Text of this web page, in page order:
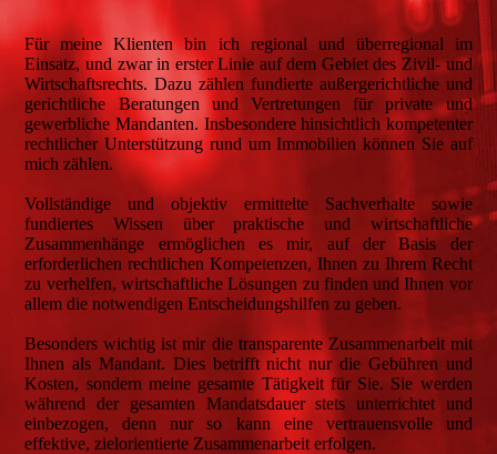
Für meine Klienten bin ich regional und überregional im
Einsatz, und zwar in erster Linie auf dem Gebiet des Zivil- und
Wirtschaftsrechts. Dazu zählen fundierte außergerichtliche und
gerichtliche Beratungen und Vertretungen für private und
gewerbliche Mandanten. Insbesondere hinsichtlich kompetenter
rechtlicher Unterstützung rund um Immobilien können Sie auf
mich zählen.
Vollständige und objektiv ermittelte Sachverhalte sowie
fundiertes Wissen über praktische und wirtschaftliche
Zusammenhänge ermöglichen es mir, auf der Basis der
erforderlichen rechtlichen Kompetenzen, Ihnen zu Ihrem Recht
zu verhelfen, wirtschaftliche Lösungen zu finden und Ihnen vor
allem die notwendigen Entscheidungshilfen zu geben.
Besonders wichtig ist mir die transparente Zusammenarbeit mit
Ihnen als Mandant. Dies betrifft nicht nur die Gebühren und
Kosten, sondern meine gesamte Tätigkeit für Sie. Sie werden
während der gesamten Mandatsdauer stets unterrichtet und
einbezogen, denn nur so kann eine vertrauensvolle und
effektive, zielorientierte Zusammenarbeit erfolgen.